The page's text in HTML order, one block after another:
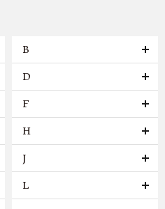
B
D
F
H
J
L